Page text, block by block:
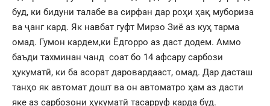
буд, ки бидуни талабе ва сирфан дар роҳи ҳақ мубориза
ва ҷанг кард. Як навбат гуфт Мирзо Зиё аз куҳ тарма
омад. Гумон кардем,ки Ёдгорро аз даст додем. Аммо
баъди тахминан чанд соат бо 14 афсару сарбози
ҳукуматӣ, ки ба асорат даровардааст, омад. Дар дасташ
танҳо як автомат дошт ва он автоматро ҳам аз дасти
яке аз сарбозони ҳукуматӣ тасарруф карда буд.